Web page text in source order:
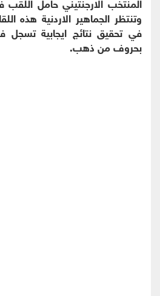
وتنتظر الجماهير الاردنية هذه
في تحقيق نتائج ايجابية تسجل
بحروف من ذهب.